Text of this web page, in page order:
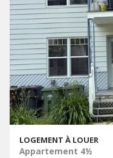
LOGEMENT À LOUER
Appartement 4½